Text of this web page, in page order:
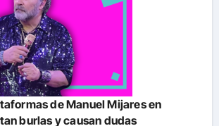
de Manuel Mijares en
burlas y causan dudas